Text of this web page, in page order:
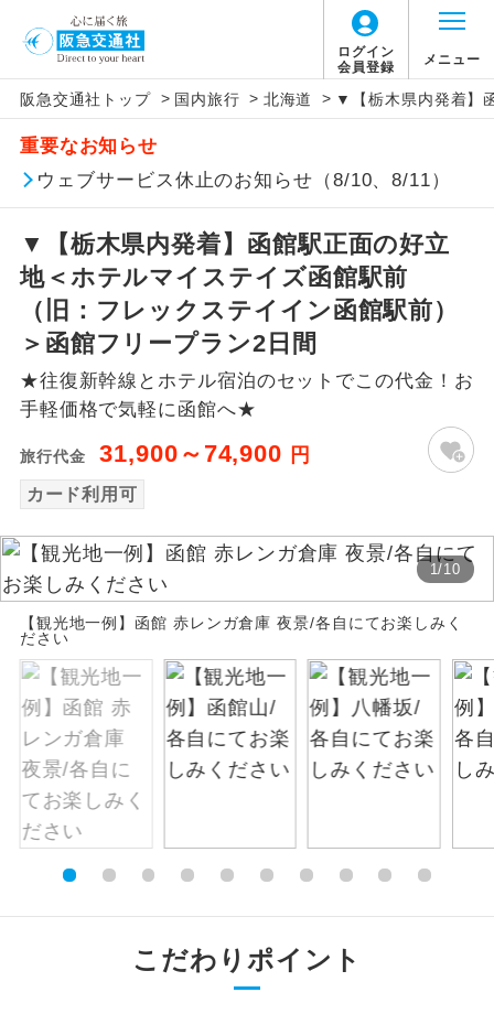
ログイン
会員登録
メニュー
阪急交通社トップ > 国内旅行 > 北海道 > ▼【栃木県内発着】
重要なお知らせ
ウェブサービス休止のお知らせ（8/10、8/11）
▼【栃木県内発着】函館駅正面の好立
地＜ホテルマイステイズ函館駅前
（旧：フレックステイイン函館駅前）
＞函館フリープラン2日間
★往復新幹線とホテル宿泊のセットでこの代金！お
手軽価格で気軽に函館へ★
旅行代金 31,900～74,900 円
カード利用可
1/10
【観光地一例】函館 赤レンガ倉庫 夜景/各自にてお楽しみく
ださい
こだわりポイント
アイコン 説明
添乗員同行
往路出発空港（駅）から復路到着空港
（駅）まで同行します。
現地添乗員同
行
現地到着空港（駅）から最終日出発空港
（駅）まで添乗員が同行します。
バスガイド乗
務
バスガイドが乗務し、車内での観光案内
があります。
新コース 初登場のコースです。
世界遺産
ユネスコに登録されている文化遺産や自
絶景 絶景スポットに立ち寄るコースです。
温泉 温泉地にも宿泊するコースです。
露天風呂
す。
大浴場 ご宿泊ホテルに大浴場が付いています。
全食事付き
全てのお食事が付いていますので、お食
お部屋食
お部屋にてゆっくりとお召し上がりいた
トラベルイヤ
周りの音を気にせず、ガイドさんの説明
をじっくり聞くことができます。